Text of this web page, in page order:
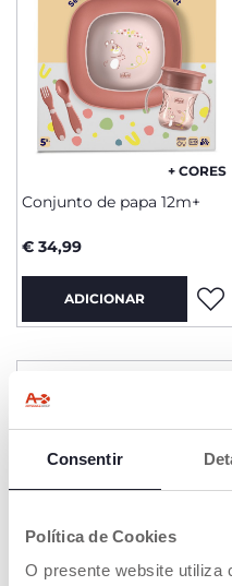
Consentir
Política de Cookies
O presente website utiliza
+ CORES
Conjunto de papa 12m+
€ 34,99
ADICIONAR